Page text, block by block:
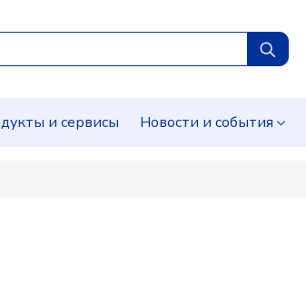
и сервисы Новости и события